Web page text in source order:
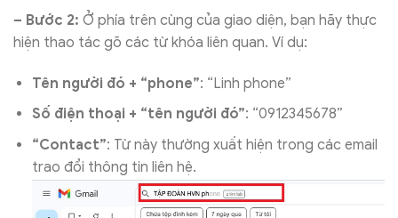
– Bước 2: Ở phía trên cùng của giao diện, bạn hãy thực
hiện thao tác gõ các từ khóa liên quan. Ví dụ:
Tên người đó + “phone”: “Linh phone”
Số điện thoại + “tên người đó”: “0912345678”
“Contact”: Từ này thường xuất hiện trong các email
trao đổi thông tin liên hệ.